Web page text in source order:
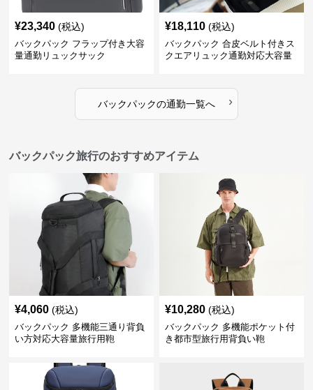
¥23,340 (税込)
バックパック フラップ付き大容
量通勤リュックサック
¥18,110 (税込)
バックパック 合皮ベルト付きス
クエアリュック通勤対応大容量
バックパックの通勤一覧へ ›
バックパック旅行のおすすめアイテム
¥4,060 (税込)
バックパック 多機能三通り背負
い方対応大容量旅行用鞄
¥10,280 (税込)
バックパック 多機能ポケット付
き都市型旅行用背負い鞄